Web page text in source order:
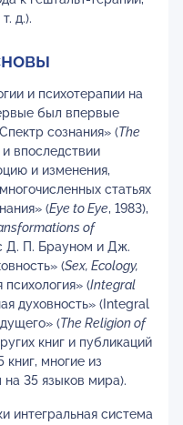
д.).
и психотерапии на
был впервые
сознания» (The
и впоследствии
и изменения,
статьях
(Eye toEye, 1983),
of
Д. П. Брауном и Дж.
(Sex, Ecology,
психология» (Integral
духовность» (Integral
(The Religionof
книг и публикаций
книг, многие из
35 языков мира).
интегральная система